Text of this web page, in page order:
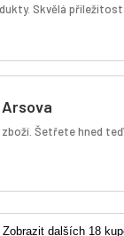
Skvělá
Šetřete hned
Zobrazit dalších 18